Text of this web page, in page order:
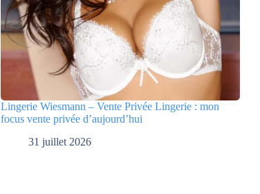
Lingerie Wiesmann – Vente Privée Lingerie : mon
focus vente privée d’aujourd’hui
31 juillet 2026